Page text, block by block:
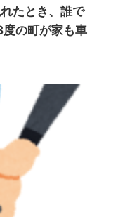
たとき、誰で
の町が家も車